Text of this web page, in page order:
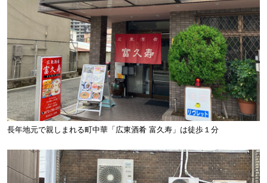
長年地元で親しまれる町中華「広東酒肴 富久寿」は徒歩１分